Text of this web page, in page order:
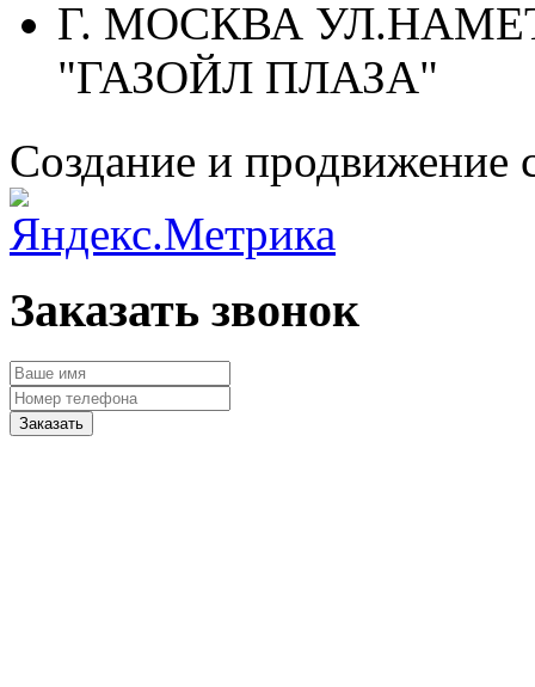
Г. МОСКВА
"ГАЗОЙЛ ПЛАЗА"
Создание и продвижение
Заказать звонок
Заказать